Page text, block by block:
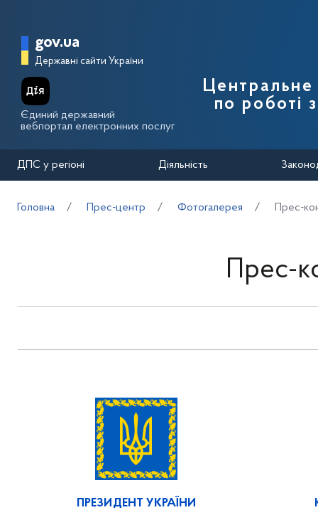
Головна сторінка Державної
gov.ua
Державні сайти України
Єдиний державний
вебпортал електронних послуг
Центральне
по роботі
ДПС у регіоні Діяльність
Головна Прес-центр Фотогалерея Прес-
Прес-
ПРЕЗИДЕНТ УКРАЇНИ